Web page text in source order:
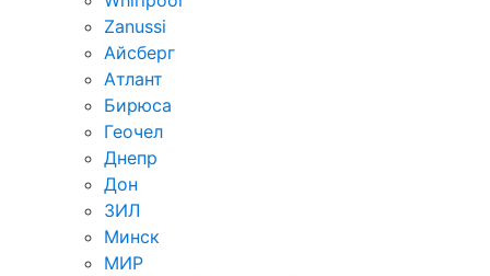
Zanussi
Айсберг
Атлант
Бирюса
Геочел
Днепр
Дон
ЗИЛ
Минск
МИР